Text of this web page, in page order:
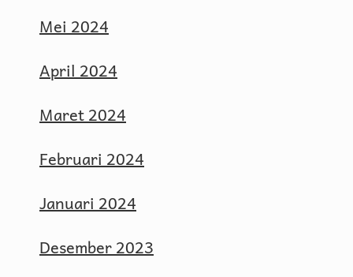
Mei 2024
April 2024
Maret 2024
Februari 2024
Januari 2024
Desember 2023